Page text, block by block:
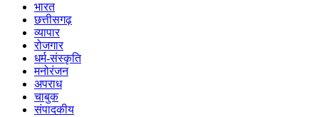
भारत
छत्तीसगढ़
व्यापार
रोजगार
धर्म-संस्कृति
मनोरंजन
अपराध
चाबुक
संपादकीय